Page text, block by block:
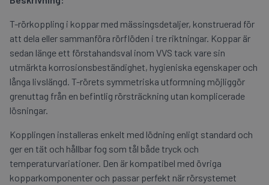
T-rörkoppling i koppar med mässingsdetaljer, konstruerad för
att dela eller sammanföra rörflöden i tre riktningar. Koppar är
sedan länge ett förstahandsval inom VVS tack vare sin
utmärkta korrosionsbeständighet, hygieniska egenskaper och
långa livslängd. T-rörets symmetriska utformning möjliggör
grenuttag från en befintlig rörsträckning utan komplicerade
lösningar.
Kopplingen installeras enkelt med lödning enligt standard och
ger en tät och hållbar fog som tål både tryck och
temperaturvariationer. Den är kompatibel med övriga
kopparkomponenter och passar perfekt när rörsystemet